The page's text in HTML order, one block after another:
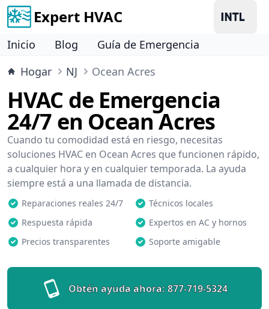
Expert HVAC
Inicio Blog
Guía de Emergencia
Hogar
NJ Ocean Acres
HVAC de Emergencia
24/7 en Ocean Acres
Cuando tu comodidad está en riesgo, necesitas
soluciones HVAC en Ocean Acres que funcionen rápido,
a cualquier hora y en cualquier temporada. La ayuda
siempre está a una llamada de distancia.
Reparaciones reales 24/7
Técnicos locales
Respuesta rápida
Expertos en AC y hornos
Precios transparentes
Soporte amigable
Obtén ayuda ahora: 877-719-5324